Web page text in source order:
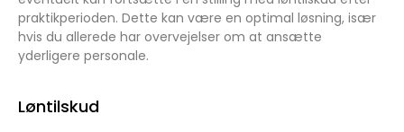
praktikperioden. Dette kan være en optimal løsning, især
hvis du allerede har overvejelser om at ansætte
yderligere personale.
Løntilskud